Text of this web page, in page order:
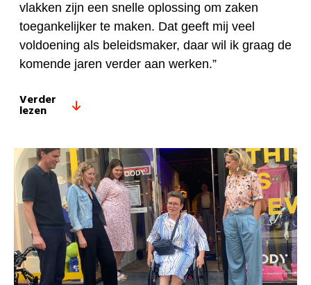
vlakken zijn een snelle oplossing om zaken
toegankelijker te maken. Dat geeft mij veel
voldoening als beleidsmaker, daar wil ik graag de
komende jaren verder aan werken.”
Verder
lezen